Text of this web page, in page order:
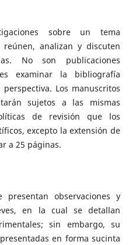
sobre un tema
analizan y discuten
No son publicaciones
examinar la bibliografía
Los manuscritos
sujetos a las mismas
de revisión que los
excepto la extensión de
a 25 páginas.
observaciones y
en la cual se detallan
sin embargo, su
en forma sucinta